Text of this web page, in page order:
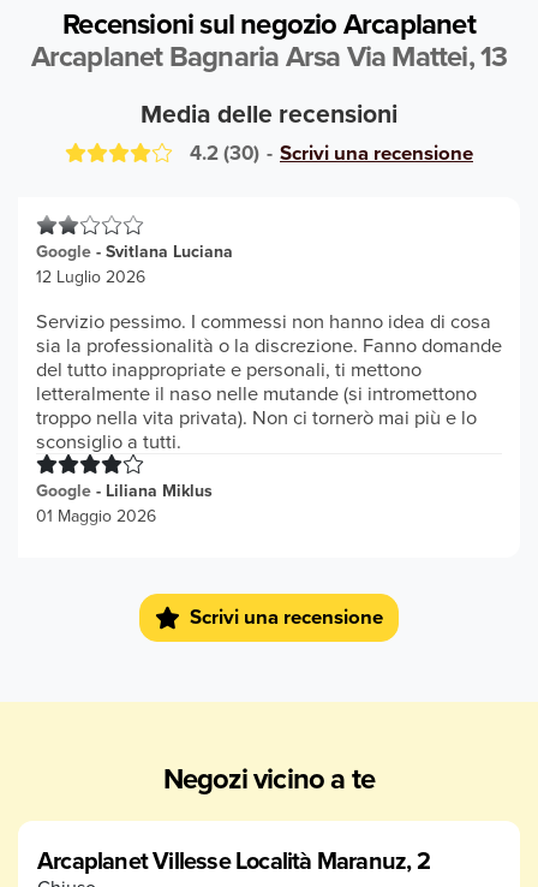
Recensioni sul negozio Arcaplanet
Arcaplanet Bagnaria Arsa Via Mattei, 13
Media delle recensioni
4.2(30) - Scrivi una recensione
Google - Svitlana Luciana
12 Luglio 2026
Servizio pessimo. I commessi non hanno idea di cosa
sia la professionalità o la discrezione. Fanno domande
del tutto inappropriate e personali, ti mettono
letteralmente il naso nelle mutande (si intromettono
troppo nella vita privata). Non ci tornerò mai più e lo
sconsiglio a tutti.
Google - Liliana Miklus
01 Maggio 2026
Negozio molto fornito di svariati prodotti, dai più
competenti, disponibili e con il sorriso, possono
consigliare il giusto prodotto per l' esigenza del
momento...cosa che non molti posti possono vantare.
Grazie ragazze Argo ringrazia 🫶🏼☺️
Scrivi una recensione
Negozi vicino a te
Arcaplanet Villesse Località Maranuz, 2